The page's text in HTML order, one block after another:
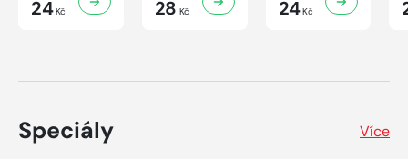
24Kč 28 Kč 24Kč
Speciály Více